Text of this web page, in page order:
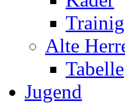
Alte
Tabelle
Jugend